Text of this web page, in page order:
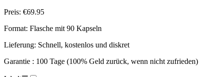
Preis: €69.95
Format: Flasche mit 90 Kapseln
Lieferung: Schnell, kostenlos und diskret
Garantie : 100 Tage (100% Geld zurück, wenn nicht zufrieden)